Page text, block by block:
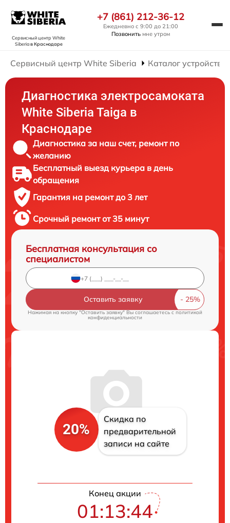
Сервисный центр White
Siberiaв Краснодаре
+7 (861) 212-36-12
Ежедневно с 9:00 до 21:00
Позвонить мне утром
Сервисный центр White Siberia Каталог устройств
Диагностика электросамоката
White Siberia Taiga в
Краснодаре
Диагностика за наш счет, ремонт по
желанию
Бесплатный выезд курьера в день
обращения
Гарантия на ремонт до 3 лет
Срочный ремонт от 35 минут
Бесплатная консультация со
специалистом
Оставить заявку
Нажимая на кнопку "Оставить заявку" Вы соглашаетесь cполитикой
конфиденциальности
20%
Скидка по
предварительной
записи на сайте
Конец акции
01:13:43